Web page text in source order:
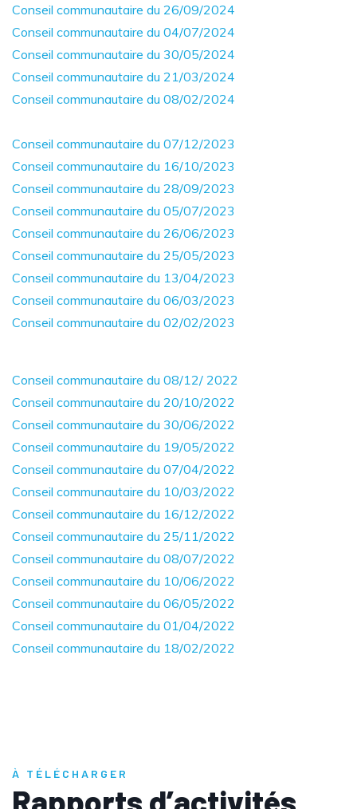
Conseil communautaire du 26/09/2024
Conseil communautaire du 04/07/2024
Conseil communautaire du 30/05/2024
Conseil communautaire du 21/03/2024
Conseil communautaire du 08/02/2024
Conseil communautaire du 07/12/2023
Conseil communautaire du 16/10/2023
Conseil communautaire du 28/09/2023
Conseil communautaire du 05/07/2023
Conseil communautaire du 26/06/2023
Conseil communautaire du 25/05/2023
Conseil communautaire du 13/04/2023
Conseil communautaire du 06/03/2023
Conseil communautaire du 02/02/2023
Conseil communautaire du 08/12/ 2022
Conseil communautaire du 20/10/2022
Conseil communautaire du 30/06/2022
Conseil communautaire du 19/05/2022
Conseil communautaire du 07/04/2022
Conseil communautaire du 10/03/2022
Conseil communautaire du 16/12/2022
Conseil communautaire du 25/11/2022
Conseil communautaire du 08/07/2022
Conseil communautaire du 10/06/2022
Conseil communautaire du 06/05/2022
Conseil communautaire du 01/04/2022
Conseil communautaire du 18/02/2022
À TÉLÉCHARGER
Rapports d’activités